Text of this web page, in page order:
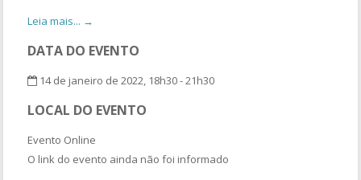
Leia mais... →
DATA DO EVENTO
14 de janeiro de 2022, 18h30 - 21h30
LOCAL DO EVENTO
Evento Online
O link do evento ainda não foi informado